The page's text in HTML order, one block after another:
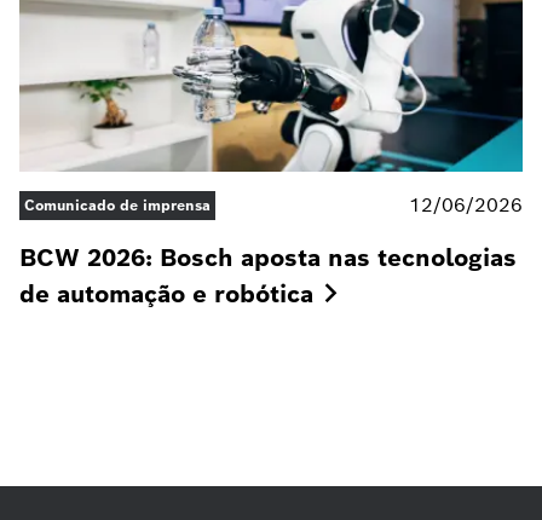
Comunicado de imprensa 12/06/2026
BCW 2026: Bosch aposta nas tecnologias
de automação e robótica